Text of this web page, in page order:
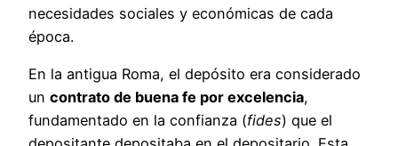
necesidades sociales y económicas de cada
época.
En la antigua Roma, el depósito era considerado
un contrato de buena fe por excelencia,
fundamentado en la confianza (fides) que el